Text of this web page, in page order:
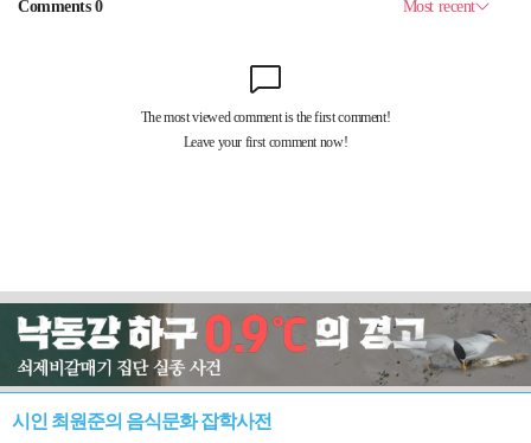
시인 최원준의 음식문화 잡학사전